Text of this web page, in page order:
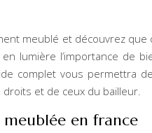
meublé et découvrez
lumière l’importance de
complet vous permettra
et de ceux du bailleur.
en france